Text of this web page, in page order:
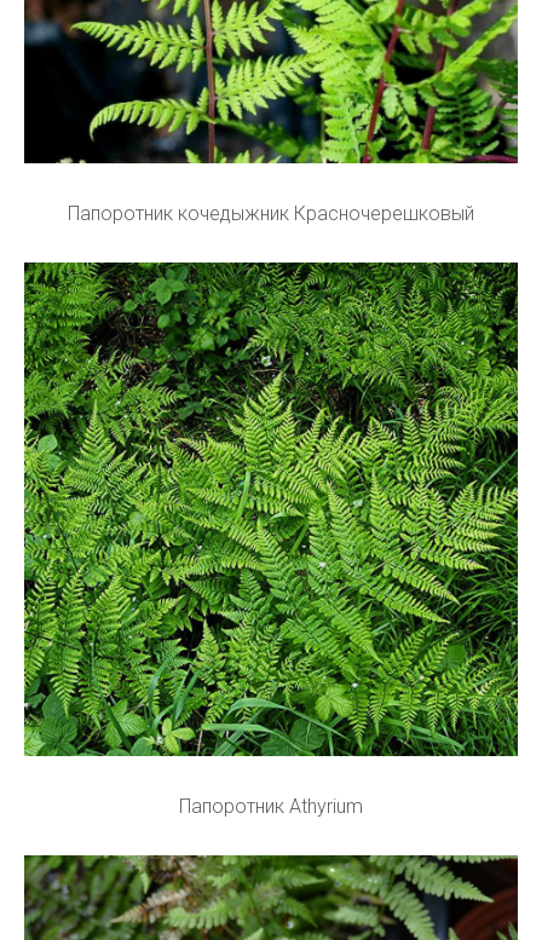
Папоротник кочедыжник Красночерешковый
Папоротник Athyrium